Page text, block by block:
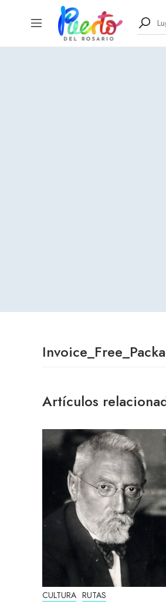
Artículos
CULTURA RUTAS